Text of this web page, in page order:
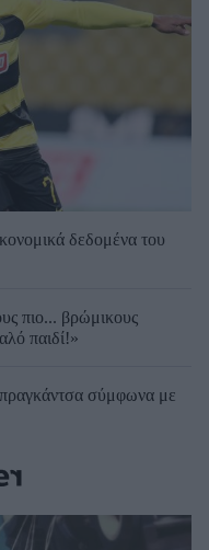
δεδομένα του
πιο... βρώμικους
παιδί!»
σύμφωνα με